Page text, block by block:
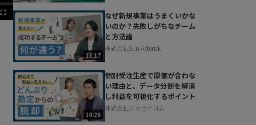
Fullscreen
13:17
なぜ新規事業はうまくいかな
いのか？失敗しがちなチーム
と方法論
株式会社Sun Asterisk
10:26
個別受注生産で原価が合わな
い理由と、データ分断を解消
し利益を可視化するポイント
株式会社ニッセイコム